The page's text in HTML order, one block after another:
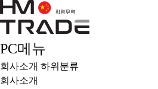
PC메뉴
회사소개 하위분류
회사소개